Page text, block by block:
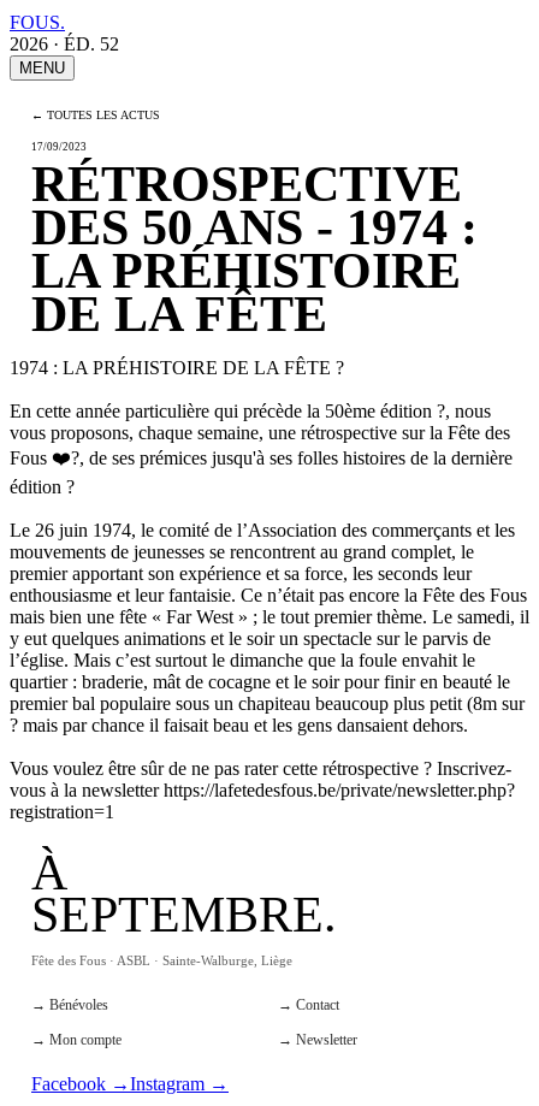
FOUS.
2026 · ÉD. 52
MENU
← TOUTES LES ACTUS
17/09/2023
RÉTROSPECTIVE
DES 50 ANS - 1974 :
LA PRÉHISTOIRE
DE LA FÊTE
1974 : LA PRÉHISTOIRE DE LA FÊTE ?
En cette année particulière qui précède la 50ème édition ?, nous
vous proposons, chaque semaine, une rétrospective sur la Fête des
Fous ❤️?, de ses prémices jusqu'à ses folles histoires de la dernière
édition ?
Le 26 juin 1974, le comité de l’Association des commerçants et les
mouvements de jeunesses se rencontrent au grand complet, le
premier apportant son expérience et sa force, les seconds leur
enthousiasme et leur fantaisie. Ce n’était pas encore la Fête des Fous
mais bien une fête « Far West » ; le tout premier thème. Le samedi, il
y eut quelques animations et le soir un spectacle sur le parvis de
l’église. Mais c’est surtout le dimanche que la foule envahit le
quartier : braderie, mât de cocagne et le soir pour finir en beauté le
premier bal populaire sous un chapiteau beaucoup plus petit (8m sur
? mais par chance il faisait beau et les gens dansaient dehors.
Vous voulez être sûr de ne pas rater cette rétrospective ? Inscrivez-
vous à la newsletter https://lafetedesfous.be/private/newsletter.php?
registration=1
À
SEPTEMBRE.
Fête des Fous · ASBL · Sainte-Walburge, Liège
→ Bénévoles → Contact
→ Mon compte → Newsletter
Facebook →Instagram →